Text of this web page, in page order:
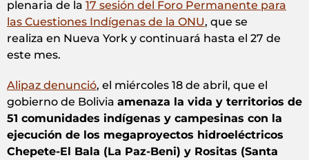
plenaria de la 17 sesión del Foro Permanente para
las Cuestiones Indígenas de la ONU, que se
realiza en Nueva York y continuará hasta el 27 de
este mes.
Alipaz denunció, el miércoles 18 de abril, que el
gobierno de Bolivia amenaza la vida y territorios de
51 comunidades indígenas y campesinas con la
ejecución de los megaproyectos hidroeléctricos
Chepete-El Bala (La Paz-Beni) y Rositas (Santa